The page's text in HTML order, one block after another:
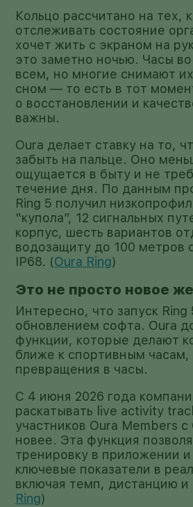
Кольцо рассчитано на тех,
отслеживать состояние
хочет жить с экраном на
это заметно ночью. Часы
всем, но многие снимают
сном — то есть в тот
о восстановлении и
важны.
Oura делает ставку на то,
забыть на пальце. Оно
ощущается в быту и не
течение дня. По данным
Ring 5 получил
“купола”, 12 сигнальных
корпус, шесть вариантов
водозащиту до 100 метров
IP68. (Oura Ring)
Это не просто новое
Интересно, что запуск Ring
обновлением софта. Oura
функции, которые делают
ближе к спортивным часам,
превращения в часы.
С 4 июня 2026 года
раскатывать live activity
участников Oura Members с
новее. Эта функция
тренировку в приложении
ключевые показатели в
включая темп, дистанцию и
Ring)